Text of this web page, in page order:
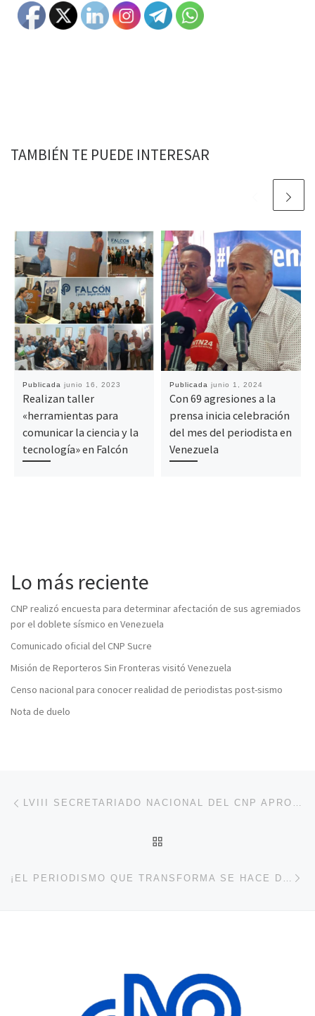
TAMBIÉN TE PUEDE INTERESAR
Publicada junio 16, 2023
Realizan taller
«herramientas para
comunicar la ciencia y la
tecnología» en Falcón
Publicada junio 1, 2024
Con 69 agresiones a la
prensa inicia celebración
del mes del periodista en
Venezuela
Lo más reciente
CNP realizó encuesta para determinar afectación de sus agremiados
por el doblete sísmico en Venezuela
Comunicado oficial del CNP Sucre
Misión de Reporteros Sin Fronteras visitó Venezuela
Censo nacional para conocer realidad de periodistas post-sismo
Nota de duelo
Navegación de entradas LVIII SECRETARIADO NACIONAL DEL CNP APROBÓ TABLA DE HONORARIOS PROFESIONALES MÍNIMOS PARA PERIODISTAS